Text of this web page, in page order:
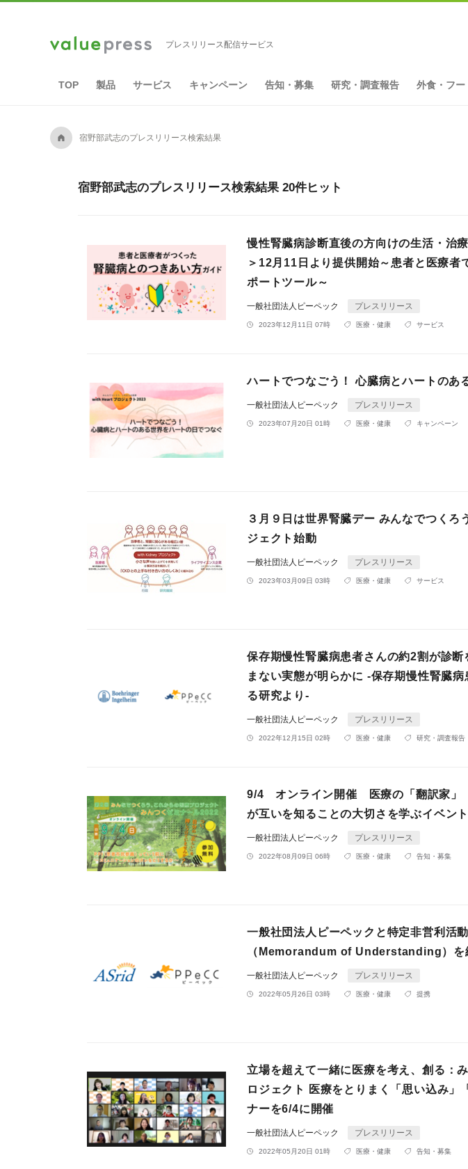
プレスリリース配信サービス
TOP 製品 サービス キャンペーン 告知・募集 研究・調査報告 外食・フー
A 宿野部武志のプレスリリース検索結果
宿野部武志のプレスリリース検索結果 20件ヒット
慢性腎臓病診断直後の方向けの生活・治
＞12月11日より提供開始～患者と医療
ポートツール～
一般社団法人ピーペック プレスリリース
2023年12月11日 07時 医療・健康 サービス
ハートでつなごう！ 心臓病とハートのあ
一般社団法人ピーペック プレスリリース
2023年07月20日 01時 医療・健康 キャンペーン
３月９日は世界腎臓デー みんなでつく
ジェクト始動
一般社団法人ピーペック プレスリリース
2023年03月09日 03時 医療・健康 サービス
保存期慢性腎臓病患者さんの約2割が診
まない実態が明らかに -保存期慢性腎臓
る研究より-
一般社団法人ピーペック プレスリリース
2022年12月15日 02時 医療・健康 研究・調査報告
9/4 オンライン開催 医療の「翻訳家」
が互いを知ることの大切さを学ぶイベン
一般社団法人ピーペック プレスリリース
2022年08月09日 06時 医療・健康 告知・募集
一般社団法人ピーペックと特定非営利活
（Memorandum of Understanding）を
一般社団法人ピーペック プレスリリース
2022年05月26日 03時 医療・健康 提携
立場を超えて一緒に医療を考え、創る：
ロジェクト 医療をとりまく「思い込み」
ナーを6/4に開催
一般社団法人ピーペック プレスリリース
2022年05月20日 01時 医療・健康 告知・募集